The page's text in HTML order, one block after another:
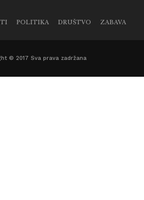
POLITIKA DRUŠTVO ZABAVA
© 2017 Sva prava zadržana